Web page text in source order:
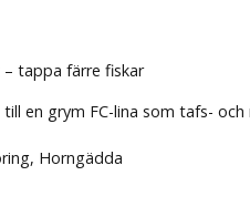
– tappa färre fiskar
en grym FC-lina som tafs-
Horngädda